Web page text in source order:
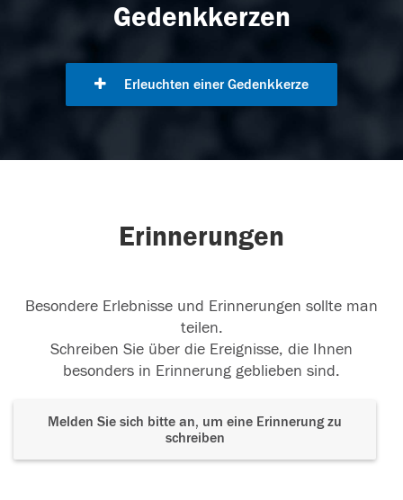
Gedenkkerzen
Erleuchten einer Gedenkkerze
Erinnerungen
Besondere Erlebnisse und Erinnerungen sollte man
teilen.
Schreiben Sie über die Ereignisse, die Ihnen
besonders in Erinnerung geblieben sind.
Melden Sie sich bitte an, um eine Erinnerung zu
schreiben